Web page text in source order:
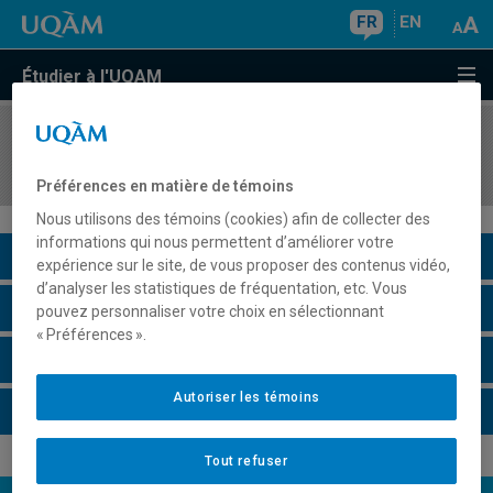
FR EN
Étudier à l'UQAM
COURS//
Description du cours
Horaire - Été 2026
Préférences en matière de témoins
Nous utilisons des témoins (cookies) afin de collecter des
informations qui nous permettent d’améliorer votre
expérience sur le site, de vous proposer des contenus vidéo,
d’analyser les statistiques de fréquentation, etc. Vous
pouvez personnaliser votre choix en sélectionnant
« Préférences ».
Tout refuser
Autoriser les témoins